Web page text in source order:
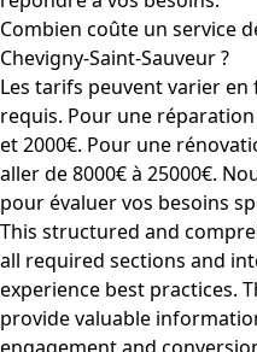
Combien coûte un service
Chevigny-Saint-Sauveur ?
Les tarifs peuvent varier
requis. Pour une
et 2000€. Pour une
aller de 8000€ à 25000€.
pour évaluer vos besoins
This structured and
all required sections and
experience best practices.
provide valuable
engagement and